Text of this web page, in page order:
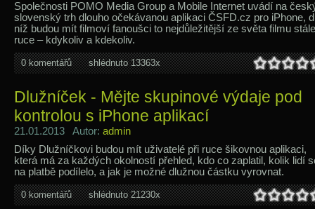
Společnosti POMO Media Group a Mobile Internet uvádí na
slovenský trh dlouho očekávanou aplikaci ČSFD.cz pro iPhone,
níž budou mít filmoví fanoušci to nejdůležitější ze světa filmu
ruce – kdykoliv a kdekoliv.
0 komentářů shlédnuto 13363x
Dlužníček - Mějte skupinové výdaje pod
kontrolou s iPhone aplikací
21.01.2013 Autor: admin
Díky Dlužníčkovi budou mít uživatelé při ruce šikovnou aplikaci,
která má za každých okolností přehled, kdo co zaplatil, kolik lidí
na platbě podílelo, a jak je možné dlužnou částku vyrovnat.
0 komentářů shlédnuto 21230x